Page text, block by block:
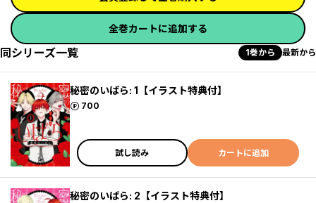
全巻カートに追加する
同シリーズ一覧 1巻から 最新から
秘密のいばら: 1【イラスト特典付】
700
ポイント
試し読み カートに追加
秘密のいばら: 2【イラスト特典付】